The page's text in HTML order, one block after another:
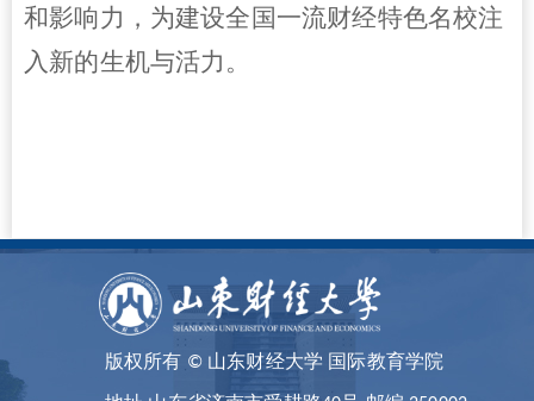
和影响力，为建设全国一流财经特色名校注
入新的生机与活力。
版权所有 © 山东财经大学 国际教育学院